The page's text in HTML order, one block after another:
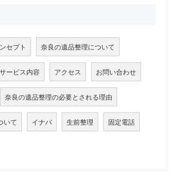
セプト 奈良の遺品整理について
サービス内容 アクセス お問い合わせ
奈良の遺品整理の必要とされる理由
いて イナバ 生前整理 固定電話